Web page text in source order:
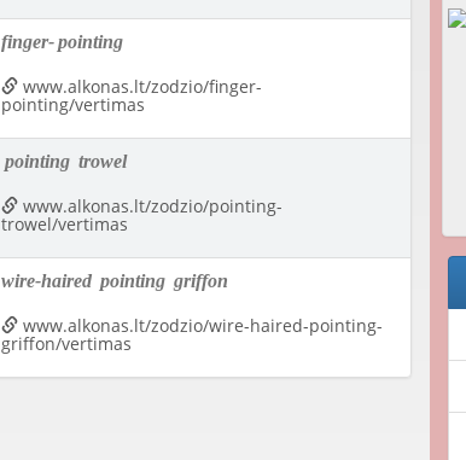
finger-pointing
www.alkonas.lt/zodzio/finger-
pointing/vertimas
pointing trowel
www.alkonas.lt/zodzio/pointing-
trowel/vertimas
wire-haired pointing griffon
www.alkonas.lt/zodzio/wire-haired-pointing-
griffon/vertimas